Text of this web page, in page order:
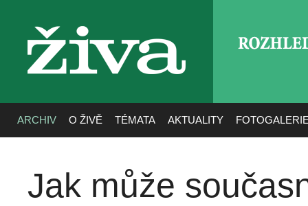
živa
ARCHIV O ŽIVĚ TÉMATA AKTUALITY
Jak může